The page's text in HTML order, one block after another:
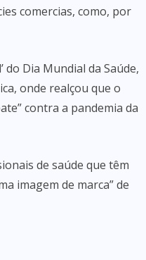
comercias, como, por
Dia Mundial da Saúde,
onde realçou que o
contra a pandemia da
de saúde que têm
imagem de marca” de